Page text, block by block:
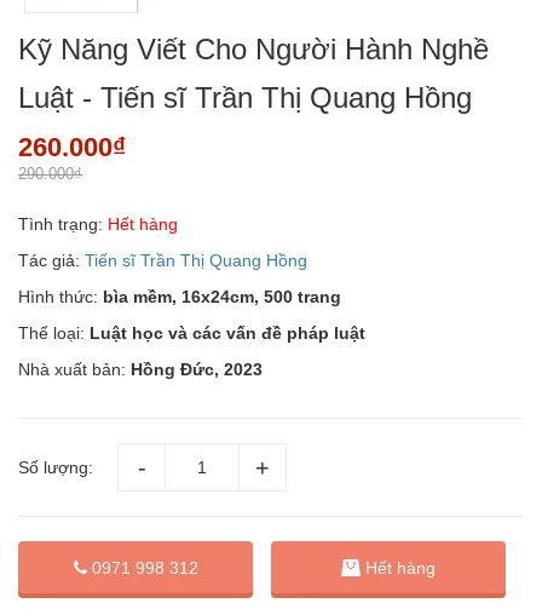
Kỹ Năng Viết Cho Người Hành Nghề
Luật - Tiến sĩ Trần Thị Quang Hồng
260.000₫
290.000₫
Tình trạng: Hết hàng
Tác giả: Tiến sĩ Trần Thị Quang Hồng
Hình thức: bìa mềm, 16x24cm, 500 trang
Thể loại: Luật học và các vấn đề pháp luật
Nhà xuất bản: Hồng Đức, 2023
Số lượng:
0971 998 312 Hết hàng